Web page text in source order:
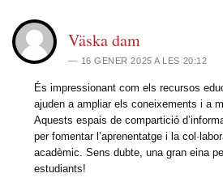
Väska dam
16 GENER 2025 A LES 20:12
És impressionant com els recursos
ajuden a ampliar els coneixements i a
Aquests espais de compartició
per fomentar l’aprenentatge i la
acadèmic. Sens dubte, una gran eina
estudiants!